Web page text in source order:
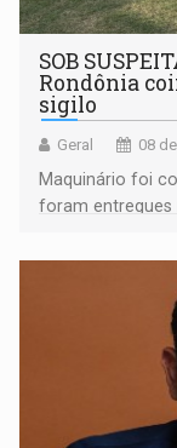
SOB
Rondônia
sigilo
Geral 08
Maquinário foi
foram entregues